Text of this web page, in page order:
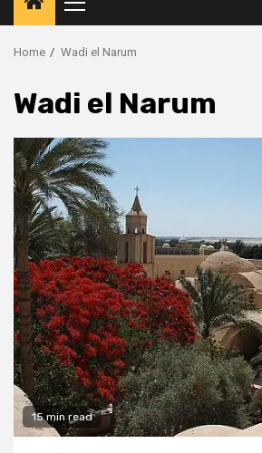
Primary
Menu
Home Wadi el Narum
Wadi el Narum
15 min read